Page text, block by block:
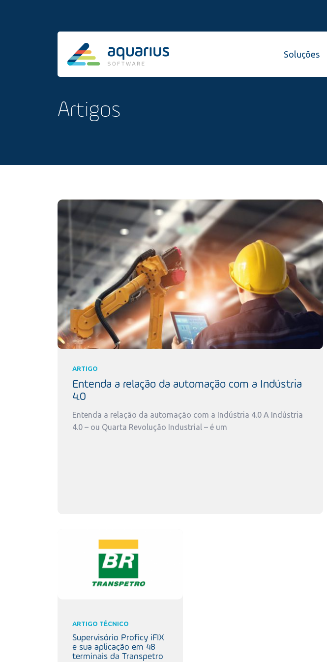
Soluções
Artigos
ARTIGO
Entenda a relação da automação com a Indústria
4.0
Entenda a relação da automação com a Indústria 4.0 A Indústria
4.0 – ou Quarta Revolução Industrial – é um
ARTIGO TÉCNICO
Supervisório Proficy iFIX
e sua aplicação em 48
terminais da Transpetro